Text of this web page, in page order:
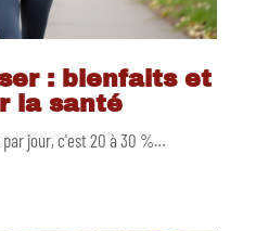
: bienfaits et
la santé
jour, c'est 20 à 30 %…